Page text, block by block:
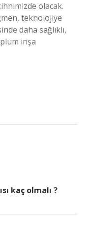
olacak.
teknolojiye
daha sağlıklı,
inşa
kaç olmalı ?